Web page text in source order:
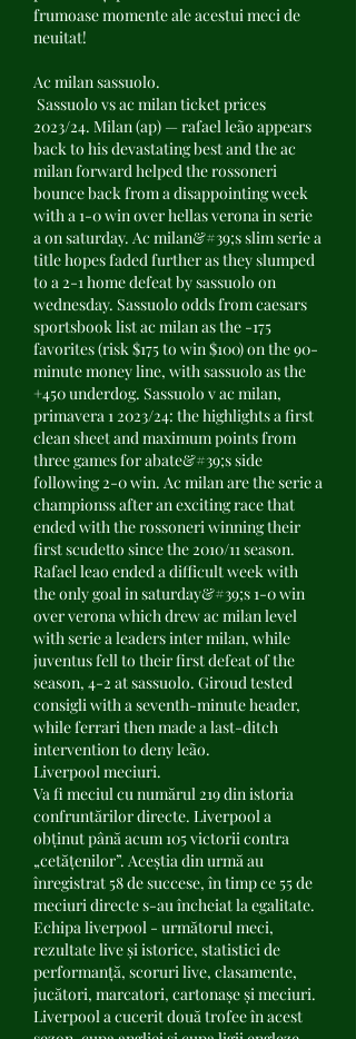
frumoase momente ale acestui meci de
neuitat!
Ac milan sassuolo.
2023/24. Milan (ap) — rafael leão appears
back to his devastating best and the ac
milan forward helped the rossoneri
bounce back from a disappointing week
with a 1-0 win over hellas verona in serie
a on saturday. Ac milan&#39;s slim serie a
title hopes faded further as they slumped
to a 2-1 home defeat by sassuolo on
wednesday. Sassuolo odds from caesars
sportsbook list ac milan as the -175
favorites (risk $175 to win $100) on the 90-
minute money line, with sassuolo as the
+450 underdog. Sassuolo v ac milan,
primavera 1 2023/24: the highlights a first
clean sheet and maximum points from
three games for abate&#39;s side
following 2-0 win. Ac milan are the serie a
championss after an exciting race that
ended with the rossoneri winning their
first scudetto since the 2010/11 season.
Rafael leao ended a difficult week with
the only goal in saturday&#39;s 1-0 win
over verona which drew ac milan level
with serie a leaders inter milan, while
juventus fell to their first defeat of the
season, 4-2 at sassuolo. Giroud tested
consigli with a seventh-minute header,
while ferrari then made a last-ditch
intervention to deny leão.
Liverpool meciuri.
Va fi meciul cu numărul 219 din istoria
confruntărilor directe. Liverpool a
obținut până acum 105 victorii contra
„cetățenilor”. Aceștia din urmă au
înregistrat 58 de succese, în timp ce 55 de
meciuri directe s-au încheiat la egalitate.
Echipa liverpool - următorul meci,
rezultate live și istorice, statistici de
performanță, scoruri live, clasamente,
jucători, marcatori, cartonașe și meciuri.
Liverpool a cucerit două trofee în acest